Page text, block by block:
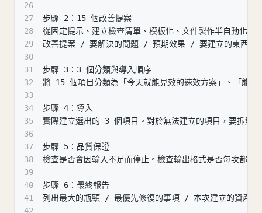
26
27
步驟 2：15 個改善提案
28
從固定提示、建立檢查清單、模板化、文件製作半自動化
29
改善提案 / 要解決的問題 / 預期效果 / 要建立的東西
30
31
步驟 3：3 個分類與導入順序
32
將 15 個項目分類為「今天就能見效的速效方案」、「能
33
34
步驟 4：導入
35
實際建立選出的 3 個項目。對於無法建立的項目，要拆解
36
37
步驟 5：品質保證
38
檢查是否會因輸入不足而停止。檢查輸出格式是否每次都
39
40
步驟 6：最終報告
41
列出最大的瓶頸 / 最優先修復的事項 / 本次建立的資產
42